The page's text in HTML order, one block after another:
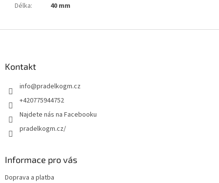
Délka: 40 mm
Kontakt
info@pradelkogm.cz
+420775944752
Najdete nás na Facebooku
pradelkogm.cz/
Informace pro vás
Doprava a platba